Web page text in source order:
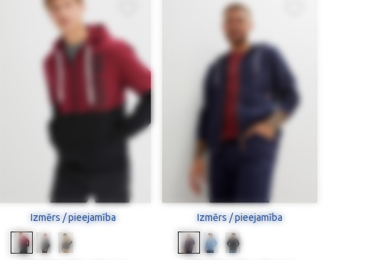
Izmērs / pieejamība Izmērs / pieejamība